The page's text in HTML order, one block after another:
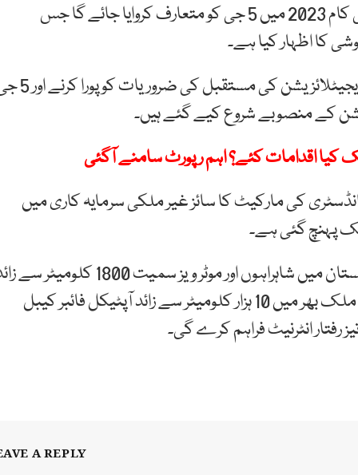
وزارت انفارمیشن ٹیکنالوجی کا کہا ہے کہ آئی ٹی اور ٹیلی کام 2023 میں 5 جی کو متعارف کروایا جائے گا جس
کا اظہار کیا ہے۔
وزارت آئی ٹی اور ٹیلی کام نے کہا ہے کہ ملک بھر میں
کے منصوبے شروع کیے گئے ہیں۔
کیا اقدامات کئے؟ اہم رپورٹ سامنے آگئی
کی مارکیٹ کا سائز غیر ملکی سرمایہ کاری میں
وزارت کا کہنا ہے کہ یو ایس ایف کے منصوبوں نے بلوچستان میں شاہراہوں اور موٹر ویز سمیت 1800
غیر محفوظ سڑکوں کا جال بچھایا ہے جبکہ 2022 تک ملک بھر میں 10 ہزار کلومیٹر سے زائد آپٹیکل فائبر کیبل
A REPLY